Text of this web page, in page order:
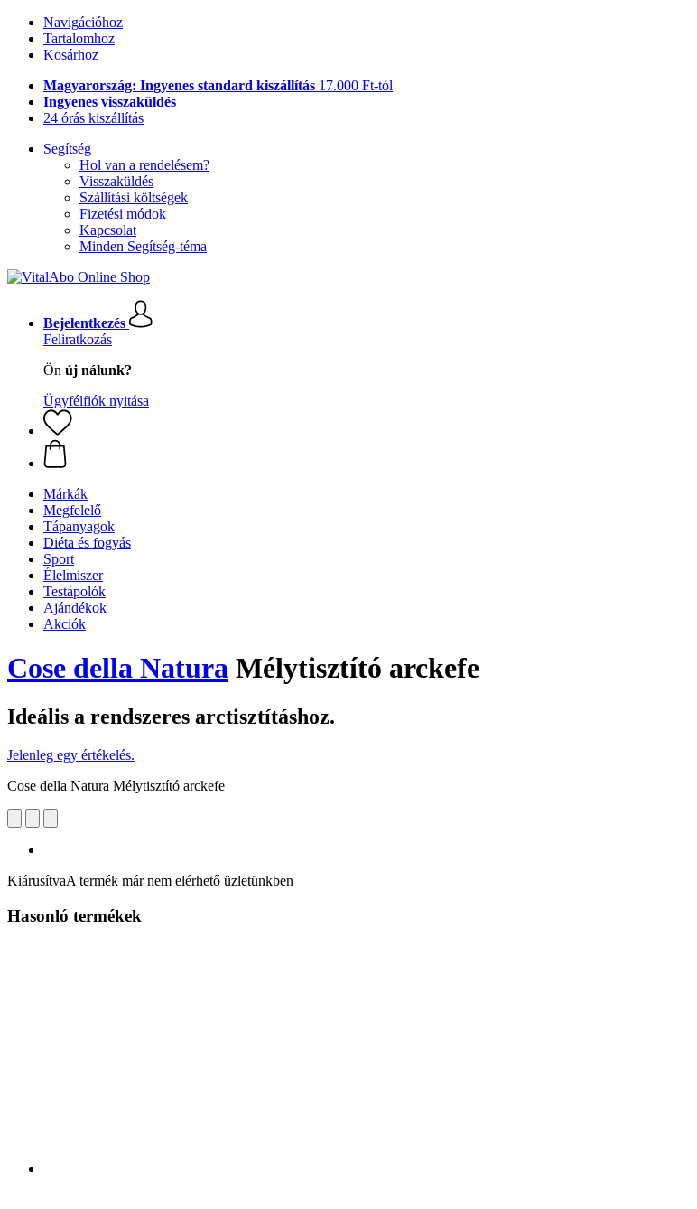
Navigációhoz
Tartalomhoz
Kosárhoz
Magyarország: Ingyenes standard kiszállítás 17.000 Ft-tól
Ingyenes visszaküldés
24 órás kiszállítás
Segítség
Hol van a rendelésem?
Visszaküldés
Szállítási költségek
Fizetési módok
Kapcsolat
Minden Segítség-téma
Bejelentkezés
Feliratkozás
Ön új nálunk?
Ügyfélfiók nyitása
Márkák
Megfelelő
Tápanyagok
Diéta és fogyás
Sport
Élelmiszer
Testápolók
Ajándékok
Akciók
Cose della Natura Mélytisztító arckefe
Ideális a rendszeres arctisztításhoz.
Jelenleg egy értékelés.
Cose della Natura Mélytisztító arckefe
KiárusítvaA termék már nem elérhető üzletünkben
Hasonló termékek